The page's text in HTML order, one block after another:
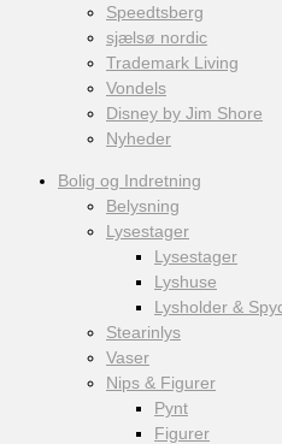
Speedtsberg
sjælsø nordic
Trademark Living
Vondels
Disney by Jim Shore
Nyheder
Bolig og Indretning
Belysning
Lysestager
Lysestager
Lyshuse
Lysholder &
Stearinlys
Vaser
Nips & Figurer
Pynt
Figurer